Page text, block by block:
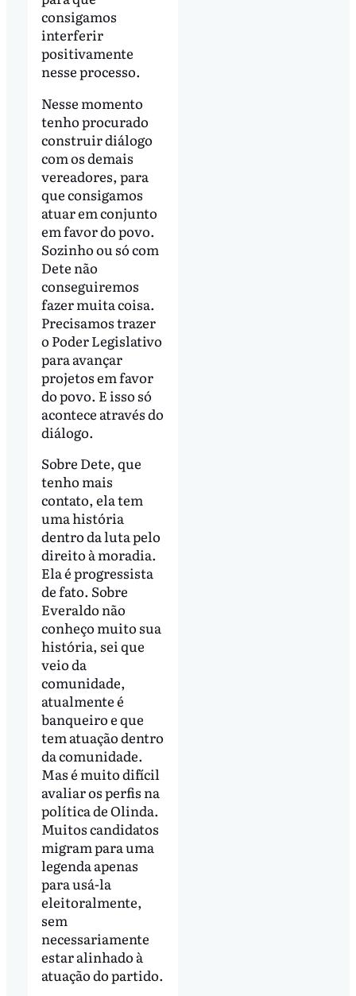
consigamos
interferir
positivamente
nesse processo.
Nesse momento
tenho procurado
construir diálogo
com os demais
vereadores, para
que consigamos
atuar em conjunto
em favor do povo.
Sozinho ou só com
Dete não
conseguiremos
fazer muita coisa.
Precisamos trazer
o Poder Legislativo
para avançar
projetos em favor
do povo. E isso só
acontece através do
diálogo.
Sobre Dete, que
tenho mais
contato, ela tem
uma história
dentro da luta pelo
direito à moradia.
Ela é progressista
de fato. Sobre
Everaldo não
conheço muito sua
história, sei que
veio da
comunidade,
atualmente é
banqueiro e que
tem atuação dentro
da comunidade.
Mas é muito difícil
avaliar os perfis na
política de Olinda.
Muitos candidatos
migram para uma
legenda apenas
para usá-la
eleitoralmente,
sem
necessariamente
estar alinhado à
atuação do partido.